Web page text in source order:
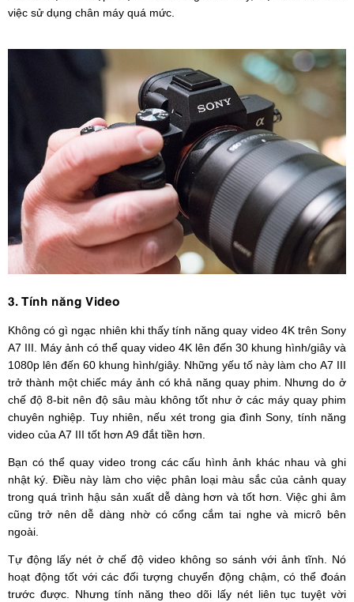
việc sử dụng chân máy quá mức.
3. Tính năng Video
Không có gì ngạc nhiên khi thấy tính năng quay video 4K trên Sony
A7 III. Máy ảnh có thể quay video 4K lên đến 30 khung hình/giây và
1080p lên đến 60 khung hình/giây. Những yếu tố này làm cho A7 III
trở thành một chiếc máy ảnh có khả năng quay phim. Nhưng do ở
chế độ 8-bit nên độ sâu màu không tốt như ở các máy quay phim
chuyên nghiệp. Tuy nhiên, nếu xét trong gia đình Sony, tính năng
video của A7 III tốt hơn A9 đắt tiền hơn.
Bạn có thể quay video trong các cấu hình ảnh khác nhau và ghi
nhật ký. Điều này làm cho việc phân loại màu sắc của cảnh quay
trong quá trình hậu sản xuất dễ dàng hơn và tốt hơn. Việc ghi âm
cũng trở nên dễ dàng nhờ có cổng cắm tai nghe và micrô bên
ngoài.
Tự động lấy nét ở chế độ video không so sánh với ảnh tĩnh. Nó
hoạt động tốt với các đối tượng chuyển động chậm, có thể đoán
trước được. Nhưng tính năng theo dõi lấy nét liên tục tuyệt vời